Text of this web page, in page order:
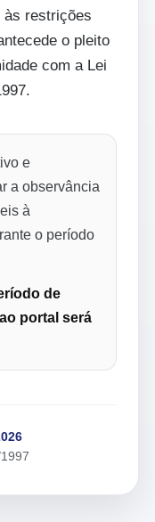
às restrições
o pleito
com a Lei
e
a observância
à
o período
de
portal será